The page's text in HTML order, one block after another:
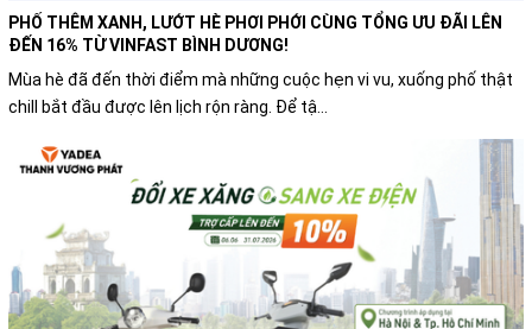
PHỐ THÊM XANH, LƯỚT HÈ PHƠI PHỚI CÙNG TỔNG ƯU ĐÃI LÊN
ĐẾN 16% TỪ VINFAST BÌNH DƯƠNG!
Mùa hè đã đến thời điểm mà những cuộc hẹn vi vu, xuống phố thật
chill bắt đầu được lên lịch rộn ràng. Để tậ...